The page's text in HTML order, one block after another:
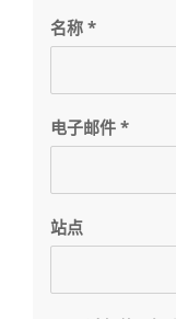
名称 *
电子邮件 *
站点